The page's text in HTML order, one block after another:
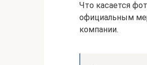
Что касается
официальным
компании.